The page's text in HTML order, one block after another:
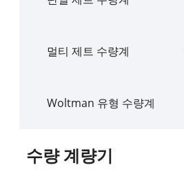
멀티 제트 수량계
Woltman 유형 수량계
수량 계량기